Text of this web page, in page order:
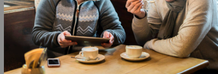
den Spitzingsee und ein echtes Ziel für Genießer.
Schon allein für den Kaiserschmarrn lohnt sich der
Weg!